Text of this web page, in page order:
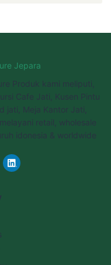
Produk kami meliputi,
Cafe Jati, Kusen Pintu
jati, Meja Kantor Jati,
retail, wholesale
idonesia & worldwide